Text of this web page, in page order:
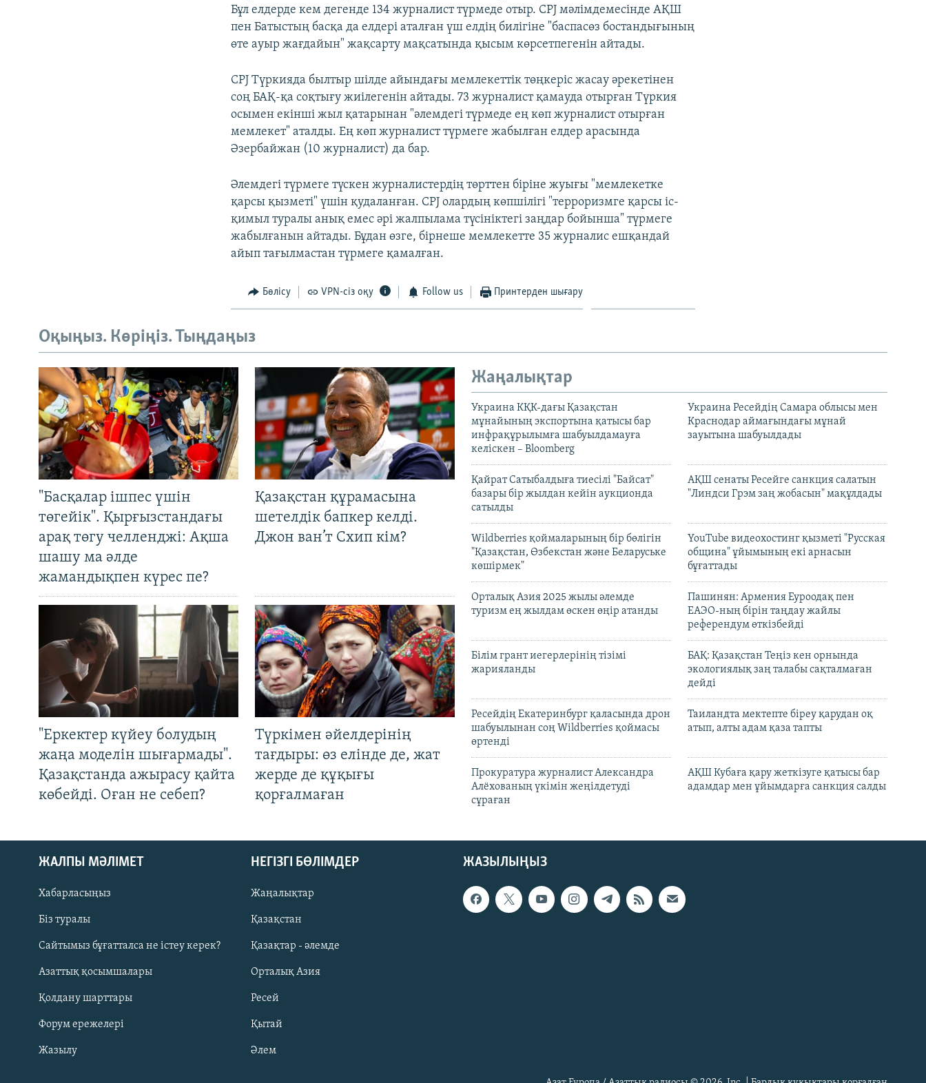
Русский
ЖАЗЫЛЫҢЫЗ
Бұл елдерде кем дегенде 134 журналист түрмеде отыр. CPJ мәлімдемесінде АҚШ
пен Батыстың басқа да елдері аталған үш елдің билігіне "баспасөз бостандығының
өте ауыр жағдайын" жақсарту мақсатында қысым көрсетпегенін айтады.
CPJ Түркияда былтыр шілде айындағы мемлекеттік төңкеріс жасау әрекетінен
соң БАҚ-қа соқтығу жиілегенін айтады. 73 журналист қамауда отырған Түркия
осымен екінші жыл қатарынан "әлемдегі түрмеде ең көп журналист отырған
мемлекет" аталды. Ең көп журналист түрмеге жабылған елдер арасында
Әзербайжан (10 журналист) да бар.
Әлемдегі түрмеге түскен журналистердің төрттен біріне жуығы "мемлекетке
қарсы қызметі" үшін қудаланған. CPJ олардың көпшілігі "терроризмге қарсы іс-
қимыл туралы анық емес әрі жалпылама түсініктегі заңдар бойынша" түрмеге
жабылғанын айтады. Бұдан өзге, бірнеше мемлекетте 35 журналис ешқандай
айып тағылмастан түрмеге қамалған.
Бөлісу VPN-сіз оқу Follow us Принтерден шығару
Оқыңыз. Көріңіз. Тыңдаңыз
"Басқалар ішпес үшін
төгейік". Қырғызстандағы
арақ төгу челленджі: Ақша
шашу ма әлде
жамандықпен күрес пе?
Қазақстан құрамасына
шетелдік бапкер келді.
Джон ван’т Схип кім?
"Еркектер күйеу болудың
жаңа моделін шығармады".
Қазақстанда ажырасу қайта
көбейді. Оған не себеп?
Түркімен әйелдерінің
тағдыры: өз елінде де, жат
жерде де құқығы
қорғалмаған
Жаңалықтар
Украина КҚК-дағы Қазақстан
мұнайының экспортына қатысы бар
инфрақұрылымға шабуылдамауға
келіскен – Bloomberg
Украина Ресейдің Самара облысы мен
Краснодар аймағындағы мұнай
зауытына шабуылдады
Қайрат Сатыбалдыға тиесілі "Байсат"
базары бір жылдан кейін аукционда
сатылды
АҚШ сенаты Ресейге санкция салатын
"Линдси Грэм заң жобасын" мақұлдады
Wildberries қоймаларының бір бөлігін
"Қазақстан, Өзбекстан және Беларуське
көшірмек"
YouTube видеохостинг қызметі "Русская
община" ұйымының екі арнасын
бұғаттады
Орталық Азия 2025 жылы әлемде
туризм ең жылдам өскен өңір атанды
Пашинян: Армения Еуроодақ пен
ЕАЭО-ның бірін таңдау жайлы
референдум өткізбейді
Білім грант иегерлерінің тізімі
жарияланды
БАҚ: Қазақстан Теңіз кен орнында
экологиялық заң талабы сақталмаған
дейді
Ресейдің Екатеринбург қаласында дрон
шабуылынан соң Wildberries қоймасы
өртенді
Таиландта мектепте біреу қарудан оқ
атып, алты адам қаза тапты
Прокуратура журналист Александра
Алёхованың үкімін жеңілдетуді
сұраған
АҚШ Кубаға қару жеткізуге қатысы бар
адамдар мен ұйымдарға санкция салды
ЖАЗЫЛЫҢЫЗ
ЖАЛПЫ МӘЛІМЕТ
Хабарласыңыз
Біз туралы
Сайтымыз бұғатталса не істеу керек?
Азаттық қосымшалары
Қолдану шарттары
Форум ережелері
Жазылу
НЕГІЗГІ БӨЛІМДЕР
Жаңалықтар
Қазақстан
Қазақтар - әлемде
Орталық Азия
Ресей
Қытай
Әлем